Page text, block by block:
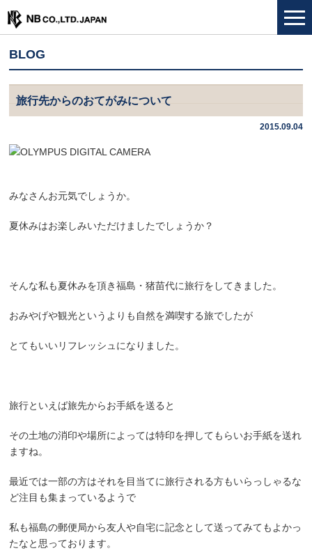
BLOG
旅行先からのおてがみについて
2015.09.04
みなさんお元気でしょうか。
夏休みはお楽しみいただけましたでしょうか？
そんな私も夏休みを頂き福島・猪苗代に旅行をしてきました。
おみやげや観光というよりも自然を満喫する旅でしたが
とてもいいリフレッシュになりました。
旅行といえば旅先からお手紙を送ると
その土地の消印や場所によっては特印を押してもらいお手紙を送れ
ますね。
最近では一部の方はそれを目当てに旅行される方もいらっしゃるな
ど注目も集まっているようで
私も福島の郵便局から友人や自宅に記念として送ってみてもよかっ
たなと思っております。